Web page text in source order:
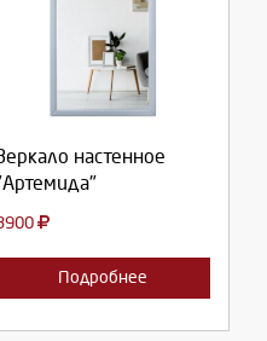
настенное
Подробнее
Отмена